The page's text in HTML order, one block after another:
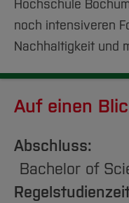
Arbeiten im FB
Forschung
International
Team
Service
Studiengänge
Aktuelles
Studium
Fachgruppen
Forschung
International
Service
Amtliche
Notfall-Infos
BO Shop
Gleichstellung
Vertretungen
Wahlen
qed-Stiftung
Hochschule
noch intensiveren
Nachhaltigkeit und
Auf einen
Abschluss:
Bachelor of